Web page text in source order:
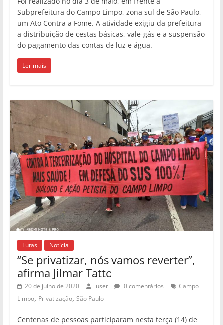
Subprefeitura do Campo Limpo, zona sul de São Paulo,
um Ato Contra a Fome. A atividade exigiu da prefeitura
a distribuição de cestas básicas, vale-gás e a suspensão
do pagamento das contas de luz e água.
Ler mais
Lutas Notícia
“Se privatizar, nós vamos reverter”,
afirma Jilmar Tatto
20 de julho de 2020 user 0 comentários
Campo
Limpo, Privatização, São Paulo
Centenas de pessoas participaram nesta terça (14) de